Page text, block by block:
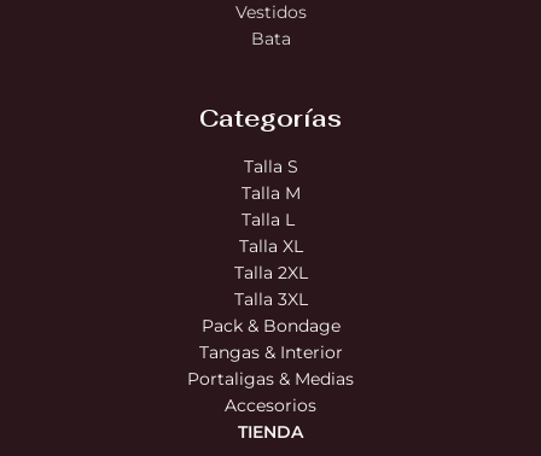
Vestidos
Bata
Categorías
Talla S
Talla M
Talla L
Talla XL
Talla 2XL
Talla 3XL
Pack & Bondage
Tangas & Interior
Portaligas & Medias
Accesorios
TIENDA